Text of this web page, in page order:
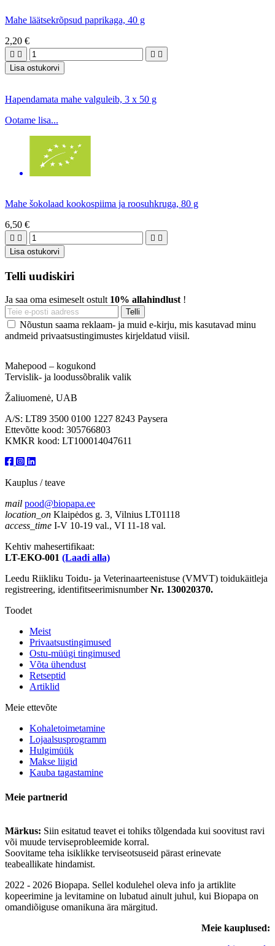
Mahe läätsekrõpsud paprikaga, 40 g
2,20 €
   
Lisa ostukorvi
Hapendamata mahe valguleib, 3 x 50 g
Ootame lisa...
Mahe šokolaad kookospiima ja roosuhkruga, 80 g
6,50 €
   
Lisa ostukorvi
Telli uudiskiri
Ja saa oma esimeselt ostult 10% allahindlust!
Nõustun saama reklaam- ja muid e-kirju, mis kasutavad minu
andmeid privaatsustingimustes kirjeldatud viisil.
Mahepood – kogukond
Tervislik- ja loodussõbralik valik
Žaliuomenė, UAB
A/S: LT89 3500 0100 1227 8243 Paysera
Ettevõtte kood: 305766803
KMKR kood: LT100014047611
Kauplus / teave
mail pood@biopapa.ee
location_on Klaipėdos g. 3, Vilnius LT01118
access_time I-V 10-19 val., VI 11-18 val.
Kehtiv mahesertifikaat:
LT-EKO-001 (Laadi alla)
Leedu Riikliku Toidu- ja Veterinaarteenistuse (VMVT) toidukäitleja
registreering, identifitseerimisnumberNr. 130020370.
Toodet
Meist
Privaatsustingimused
Ostu-müügi tingimused
Võta ühendust
Retseptid
Artiklid
Meie ettevõte
Kohaletoimetamine
Lojaalsusprogramm
Hulgimüük
Makse liigid
Kauba tagastamine
Meie partnerid
Märkus: Siin esitatud teavet ei tohiks tõlgendada kui soovitust ravi
või muude terviseprobleemide korral.
Soovitame teha isiklikke terviseotsuseid pärast erinevate
teabeallikate hindamist.
2022 - 2026 Biopapa. Sellel kodulehel oleva info ja artiklite
kopeerimine ja levitamine on lubatud ainult juhul, kui Biopapa on
omandiõiguse omanikuna ära märgitud.
Meie kauplused: